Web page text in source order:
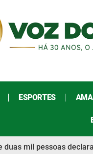
ESPORTES
mil pessoas